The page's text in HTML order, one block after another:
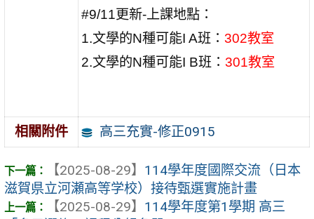
#9/11更新-上課地點：
1.文學的N種可能I A班：302教室
2.文學的N種可能I B班：301教室
相關附件 高三充實-修正0915
【2025-08-29】 114學年度國際交流（日本
滋賀県立河瀬高等学校）接待甄選實施計畫
【2025-08-29】 114學年度第1學期 高三